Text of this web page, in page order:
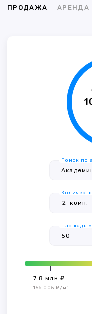
ПРОДАЖА АРЕНДА
Поиск по
Площадь
7.8 млн ₽
156 005 ₽/м²